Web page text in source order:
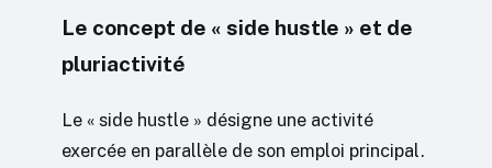
Le concept de « side hustle » et de
pluriactivité
Le « side hustle » désigne une activité
exercée en parallèle de son emploi principal.